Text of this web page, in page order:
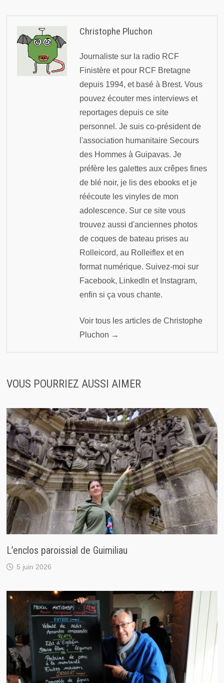
Christophe Pluchon
Journaliste sur la radio RCF
Finistère et pour RCF Bretagne
depuis 1994, et basé à Brest. Vous
pouvez écouter mes interviews et
reportages depuis ce site
personnel. Je suis co-président de
l'association humanitaire Secours
des Hommes à Guipavas. Je
préfère les galettes aux crêpes fines
de blé noir, je lis des ebooks et je
réécoute les vinyles de mon
adolescence. Sur ce site vous
trouvez aussi d'anciennes photos
de coques de bateau prises au
Rolleicord, au Rolleiflex et en
format numérique. Suivez-moi sur
Facebook, Linkedln et Instagram,
enfin si ça vous chante.
Voir tous les articles de Christophe
Pluchon →
VOUS POURRIEZ AUSSI AIMER
L’enclos paroissial de Guimiliau
5 juin 2026